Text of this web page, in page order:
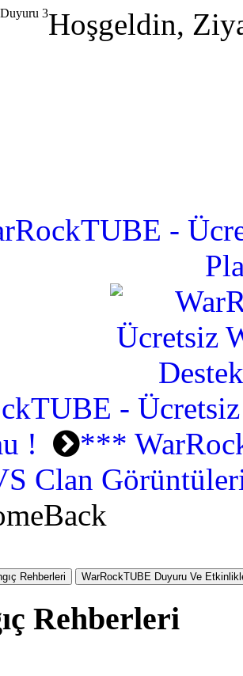
Duyuru 3Hoşgeldin,
-
!
***
Clan
Rehberleri WarRockTUBE Duyuru Ve
Rehberleri